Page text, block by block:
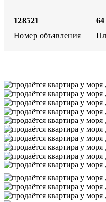
128521
Номер объявления